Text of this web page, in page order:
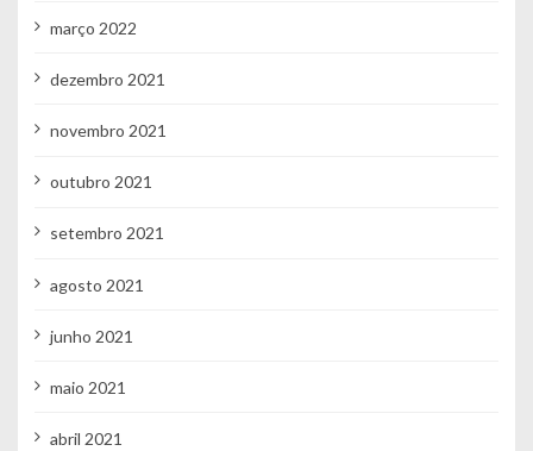
março 2022
dezembro 2021
novembro 2021
outubro 2021
setembro 2021
agosto 2021
junho 2021
maio 2021
abril 2021